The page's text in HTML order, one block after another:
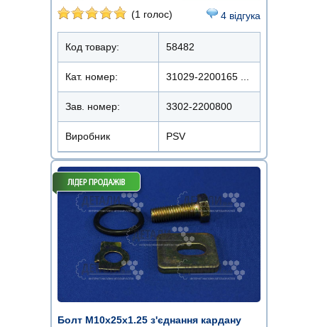
(1 голос) 4 відгука
Код товару: 58482
Кат. номер: 31029-2200165 ...
Зав. номер: 3302-2200800
Виробник PSV
Болт М10х25х1.25 з'єднання кардану